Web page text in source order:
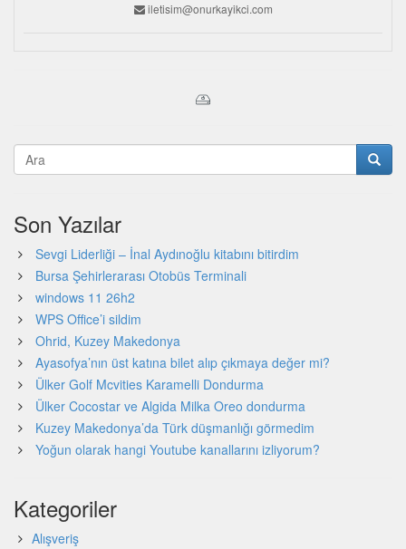
iletisim@onurkayikci.com
Son Yazılar
Sevgi Liderliği – İnal Aydınoğlu kitabını bitirdim
Bursa Şehirlerarası Otobüs Terminali
windows 11 26h2
WPS Office’i sildim
Ohrid, Kuzey Makedonya
Ayasofya’nın üst katına bilet alıp çıkmaya değer mi?
Ülker Golf Mcvities Karamelli Dondurma
Ülker Cocostar ve Algida Milka Oreo dondurma
Kuzey Makedonya’da Türk düşmanlığı görmedim
Yoğun olarak hangi Youtube kanallarını izliyorum?
Kategoriler
Alışveriş